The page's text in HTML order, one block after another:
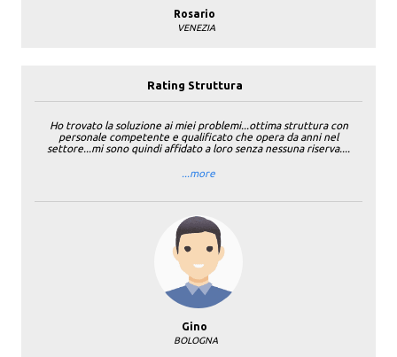
Rosario
VENEZIA
Rating Struttura
Ho trovato la soluzione ai miei problemi...ottima struttura con
personale competente e qualificato che opera da anni nel
settore...mi sono quindi affidato a loro senza nessuna riserva....
...more
Gino
BOLOGNA